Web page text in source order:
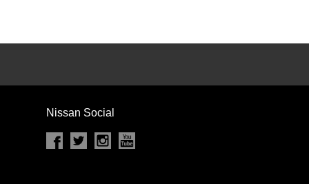
Nissan Social